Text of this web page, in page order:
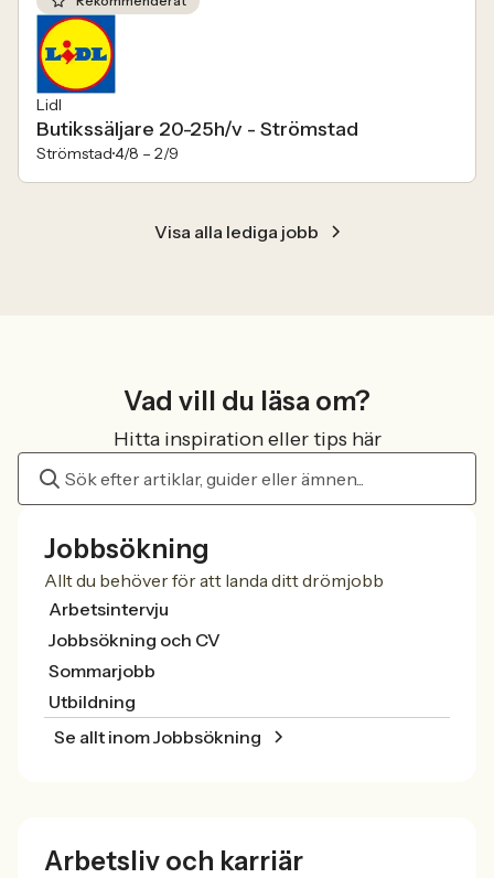
Lidl
Butikssäljare 20-25h/v - Strömstad
Strömstad4/8 – 2/9
Visa alla lediga jobb
Vad vill du läsa om?
Hitta inspiration eller tips här
Jobbsökning
Allt du behöver för att landa ditt drömjobb
Arbetsintervju
Jobbsökning och CV
Sommarjobb
Utbildning
Se allt inom Jobbsökning
Arbetsliv och karriär